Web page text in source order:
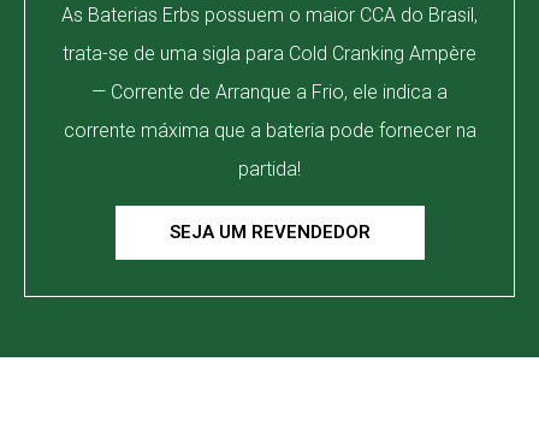
As Baterias Erbs possuem o maior CCA do Brasil,
trata-se de uma sigla para Cold Cranking Ampère
— Corrente de Arranque a Frio, ele indica a
corrente máxima que a bateria pode fornecer na
partida!
SEJA UM REVENDEDOR